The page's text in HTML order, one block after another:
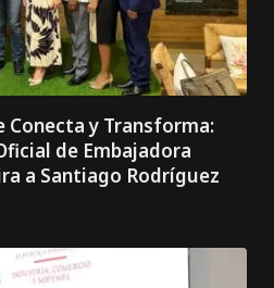
Conecta y Transforma:
de Embajadora
a Santiago Rodríguez